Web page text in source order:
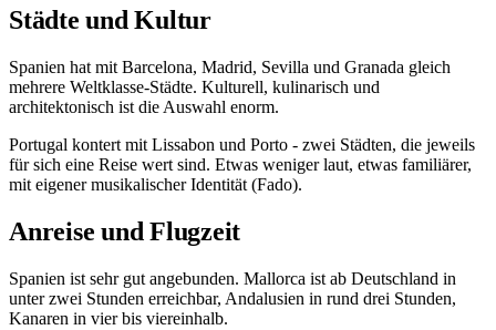
Städte und Kultur
Spanien hat mit Barcelona, Madrid, Sevilla und Granada gleich
mehrere Weltklasse-Städte. Kulturell, kulinarisch und
architektonisch ist die Auswahl enorm.
Portugal kontert mit Lissabon und Porto - zwei Städten, die jeweils
für sich eine Reise wert sind. Etwas weniger laut, etwas familiärer,
mit eigener musikalischer Identität (Fado).
Anreise und Flugzeit
Spanien ist sehr gut angebunden. Mallorca ist ab Deutschland in
unter zwei Stunden erreichbar, Andalusien in rund drei Stunden,
Kanaren in vier bis viereinhalb.